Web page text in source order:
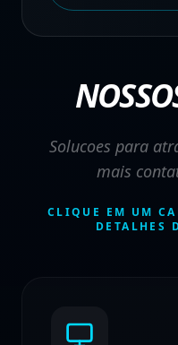
Solucoes para
mais
CLIQUE EM UM
DETALHES